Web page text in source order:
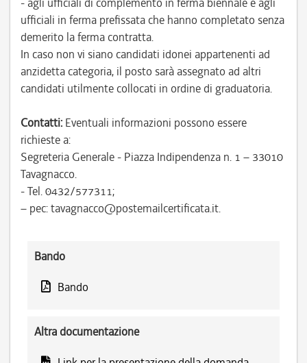
ufficiali in ferma prefissata che hanno completato senza
demerito la ferma contratta.
In caso non vi siano candidati idonei appartenenti ad
anzidetta categoria, il posto sarà assegnato ad altri
candidati utilmente collocati in ordine di graduatoria.
Contatti: Eventuali informazioni possono essere
richieste a:
Segreteria Generale - Piazza Indipendenza n. 1 – 33010
Tavagnacco.
- Tel. 0432/577311;
– pec: tavagnacco@postemailcertificata.it.
Bando
Bando
Altra documentazione